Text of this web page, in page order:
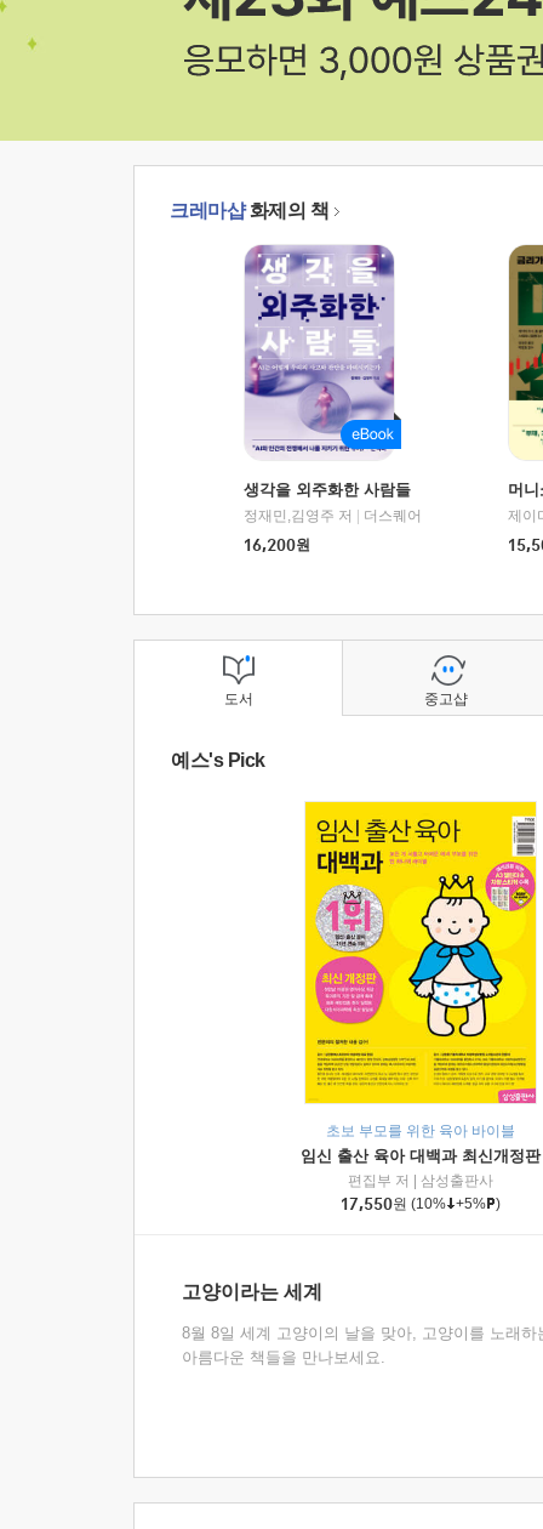
크레마샵화제의 책
생각을 외주화한 사람들
정재민,김영주 저
더스퀘어
16,200원
머
도서
예스's Pick
초보 부모를 위한 육아 바이블
임신 출산 육아 대백과 최신개정판
편집부 저
삼성출판사
17,550원 (10% +5% )
고양이라는 세계
8월 8일 세계 고양이의 날을 맞아, 고양이를 노래하
아름다운 책들을 만나보세요.
중고샵